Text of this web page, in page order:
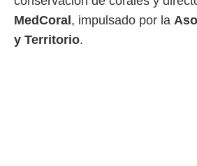
MedCoral, impulsado por la
y Territorio.